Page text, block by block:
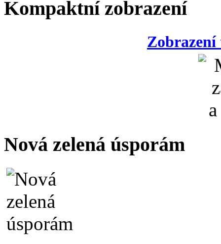
Kompaktní zobrazení
Zobrazení
Nová zelená úsporám